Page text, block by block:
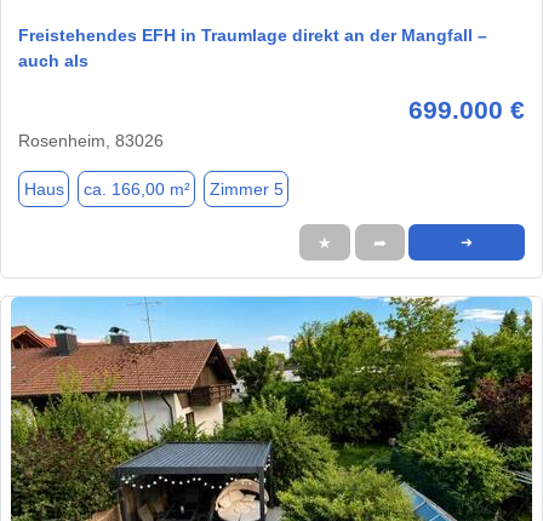
Freistehendes EFH in Traumlage direkt an der Mangfall –
auch als
699.000 €
Rosenheim, 83026
Haus ca. 166,00 m² Zimmer 5
★ ➦ ➜